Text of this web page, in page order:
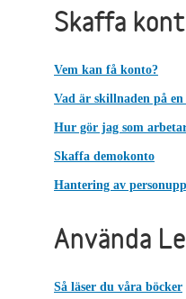
Skaffa
Vem kan få konto?
Vad är skillnaden på
Hur gör jag som
Skaffa demokonto
Hantering av
Använda
Så läser du våra böcker